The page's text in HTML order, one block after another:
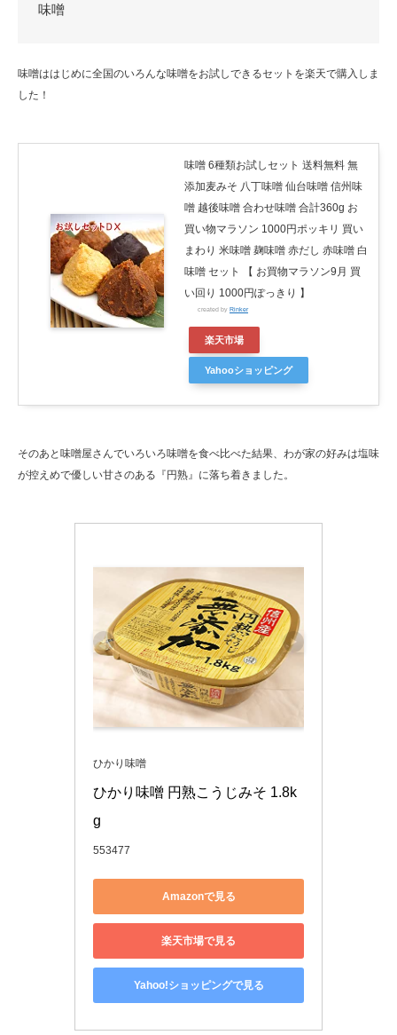
味噌
味噌ははじめに全国のいろんな味噌をお試しできるセットを楽天で購入しま
した！
味噌 6種類お試しセット 送料無料 無
添加麦みそ 八丁味噌 仙台味噌 信州味
噌 越後味噌 合わせ味噌 合計360g お
買い物マラソン 1000円ポッキリ 買い
まわり 米味噌 麹味噌 赤だし 赤味噌 白
味噌 セット 【 お買物マラソン9月 買
い回り 1000円ぽっきり 】
created by Rinker
楽天市場
Yahooショッピング
そのあと味噌屋さんでいろいろ味噌を食べ比べた結果、わが家の好みは塩味
が控えめで優しい甘さのある『円熟』に落ち着きました。
ひかり味噌
ひかり味噌 円熟こうじみそ 1.8k
g
553477
Amazonで見る
楽天市場で見る
Yahoo!ショッピングで見る